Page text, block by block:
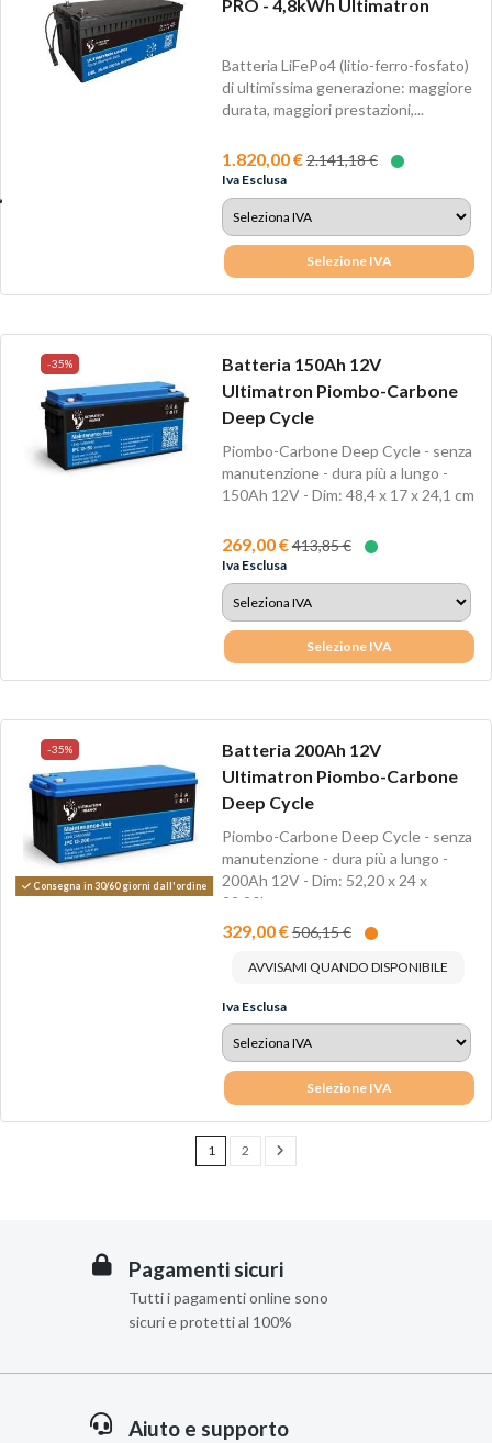
PRO - 4,8kWh Ultimatron
Batteria LiFePo4 (litio-ferro-fosfato)
di ultimissima generazione: maggiore
durata, maggiori prestazioni,...
1.820,00 €2.141,18 €
Iva Esclusa
Selezione IVA
-35%
Batteria 150Ah 12V
Ultimatron Piombo-Carbone
Deep Cycle
Piombo-Carbone Deep Cycle - senza
manutenzione - dura più a lungo -
150Ah 12V - Dim: 48,4 x 17 x 24,1 cm
269,00 €413,85 €
Iva Esclusa
Selezione IVA
-35%
Consegna in 30/60 giorni dall'ordine
Batteria 200Ah 12V
Ultimatron Piombo-Carbone
Deep Cycle
Piombo-Carbone Deep Cycle - senza
manutenzione - dura più a lungo -
200Ah 12V - Dim: 52,20 x 24 x
22,20h cm...
329,00 €506,15 €
AVVISAMI QUANDO DISPONIBILE
Iva Esclusa
Selezione IVA
1 2
Pagamenti sicuri
Tutti i pagamenti online sono
sicuri e protetti al 100%
Aiuto e supporto